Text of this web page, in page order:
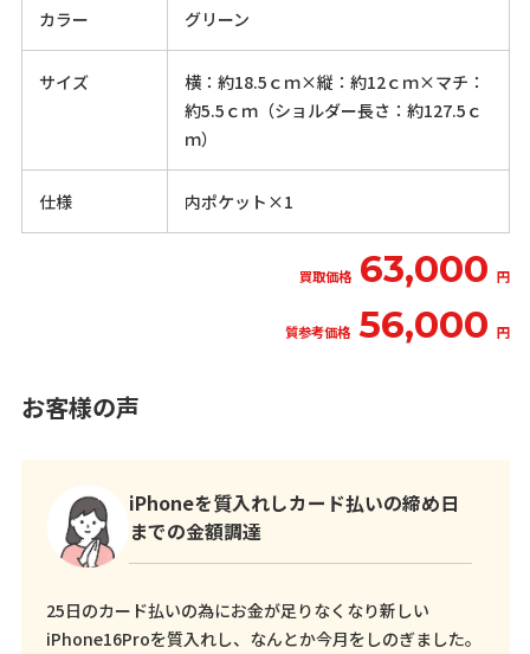
カラー グリーン
サイズ
横：約18.5ｃｍ×縦：約12ｃｍ×マチ：
約5.5ｃｍ（ショルダー長さ：約127.5ｃ
ｍ）
仕様 内ポケット×1
買取価格 63,000 円
質参考価格 56,000 円
お客様の声
iPhoneを質入れしカード払いの締め日
までの金額調達
25日のカード払いの為にお金が足りなくなり新しい
iPhone16Proを質入れし、なんとか今月をしのぎました。